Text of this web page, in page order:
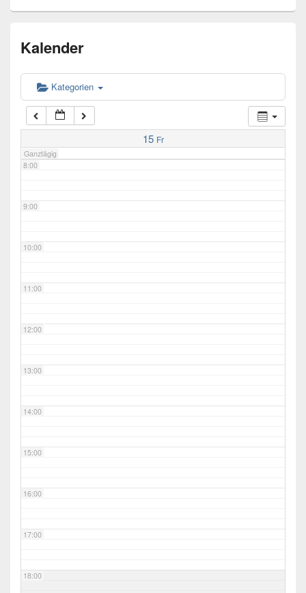
Kalender
Kategorien
15 Fr
Ganztägig
5:00
6:00
7:00
8:00
9:00
10:00
11:00
12:00
13:00
14:00
15:00
16:00
17:00
18:00